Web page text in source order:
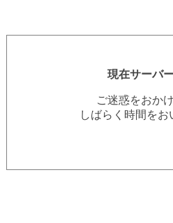
現在サーバ
ご迷惑をおか
しばらく時間を